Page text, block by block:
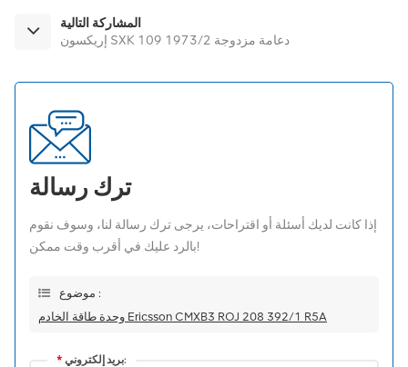
المشاركة التالية
إريكسون SXK 109 1973/2 دعامة مزدوجة
ترك رسالة
إذا كانت لديك أسئلة أو اقتراحات، يرجى ترك رسالة لنا، وسوف نقوم
بالرد عليك في أقرب وقت ممكن!
موضوع :
وحدة طاقة الخادم Ericsson CMXB3 ROJ 208 392/1 R5A
* بريد إلكتروني: